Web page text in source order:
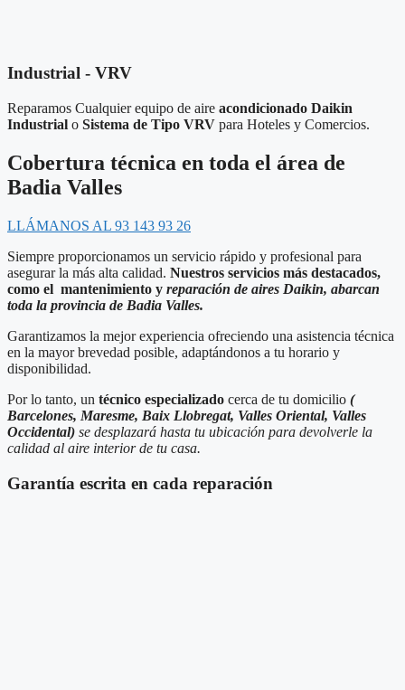
Industrial - VRV
Reparamos Cualquier equipo de aire acondicionado Daikin
Industrial o Sistema de Tipo VRV para Hoteles y Comercios.
Cobertura técnica en toda el área de
Badia Valles
LLÁMANOS AL 93 143 93 26
Siempre proporcionamos un servicio rápido y profesional para
asegurar la más alta calidad. Nuestros servicios más destacados,
como el mantenimiento y reparación de aires Daikin, abarcan
toda la provincia de Badia Valles.
Garantizamos la mejor experiencia ofreciendo una asistencia técnica
en la mayor brevedad posible, adaptándonos a tu horario y
disponibilidad.
Por lo tanto, un técnico especializado cerca de tu domicilio (
Barcelones, Maresme, Baix Llobregat, Valles Oriental, Valles
Occidental) se desplazará hasta tu ubicación para devolverle la
calidad al aire interior de tu casa.
Garantía escrita en cada reparación